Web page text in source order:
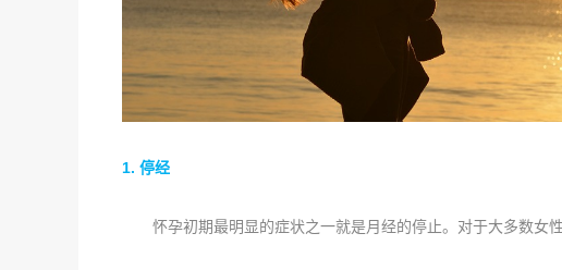
1. 停经
怀孕初期最明显的症状之一就是月经的停止。对于大多数女